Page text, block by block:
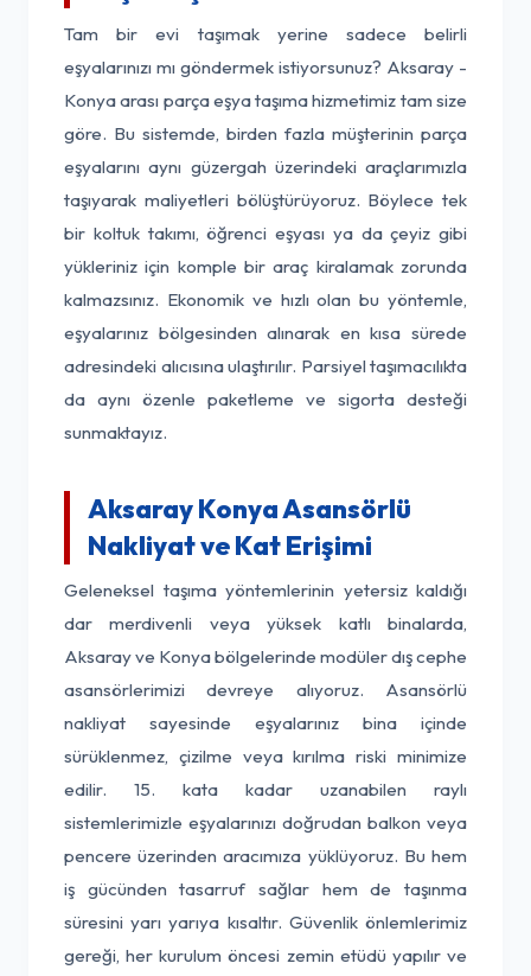
Tam bir evi taşımak yerine sadece belirli
eşyalarınızı mı göndermek istiyorsunuz? Aksaray -
Konya arası parça eşya taşıma hizmetimiz tam size
göre. Bu sistemde, birden fazla müşterinin parça
eşyalarını aynı güzergah üzerindeki araçlarımızla
taşıyarak maliyetleri bölüştürüyoruz. Böylece tek
bir koltuk takımı, öğrenci eşyası ya da çeyiz gibi
yükleriniz için komple bir araç kiralamak zorunda
kalmazsınız. Ekonomik ve hızlı olan bu yöntemle,
eşyalarınız bölgesinden alınarak en kısa sürede
adresindeki alıcısına ulaştırılır. Parsiyel taşımacılıkta
da aynı özenle paketleme ve sigorta desteği
sunmaktayız.
Aksaray Konya Asansörlü
Nakliyat ve Kat Erişimi
Geleneksel taşıma yöntemlerinin yetersiz kaldığı
dar merdivenli veya yüksek katlı binalarda,
Aksaray ve Konya bölgelerinde modüler dış cephe
asansörlerimizi devreye alıyoruz. Asansörlü
nakliyat sayesinde eşyalarınız bina içinde
sürüklenmez, çizilme veya kırılma riski minimize
edilir. 15. kata kadar uzanabilen raylı
sistemlerimizle eşyalarınızı doğrudan balkon veya
pencere üzerinden aracımıza yüklüyoruz. Bu hem
iş gücünden tasarruf sağlar hem de taşınma
süresini yarı yarıya kısaltır. Güvenlik önlemlerimiz
gereği, her kurulum öncesi zemin etüdü yapılır ve